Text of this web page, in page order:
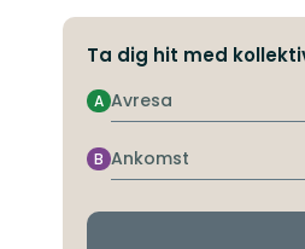
Ta dig hit med
Avresa
A
Ankomst
B